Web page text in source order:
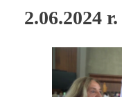
2.06.2024 r.